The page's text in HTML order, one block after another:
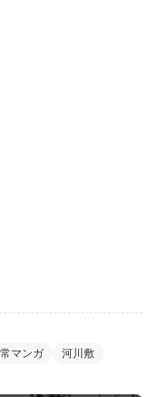
マンガ 河川敷